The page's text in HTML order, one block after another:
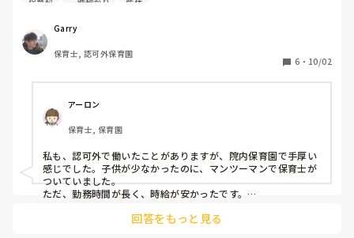
11月から0歳児、1歳児共に1人ずつ増える予定だと今日言わ
れました。
が、2人増えるとなるとキツイです。今でも正直キツイで
今日も、キツイので担任を増やしてほしいと伝えましたが、
無理でした。
認可外なので保育料や、一時保育、行事などで売り上げをあ
げているため、コロナの影響で一時保育なども取れなかった
から売り上げより人件費が多くかかっており、保育士を増や
クラスに配属も無理だと言われました。
Garry
保育士, 認可外保育園
6 ・ 10/02
アーロン
保育士, 保育園
私も、認可外で働いたことがありますが、院内保育園で手厚い
感じでした。子供が少なかったのに、マンツーマンで保育士が
ついていました。
ただ、勤務時間が長く、時給が安かったです。
担任が少ないのに、子供が多過ぎると思いますので。保育に支
回答をもっと見る